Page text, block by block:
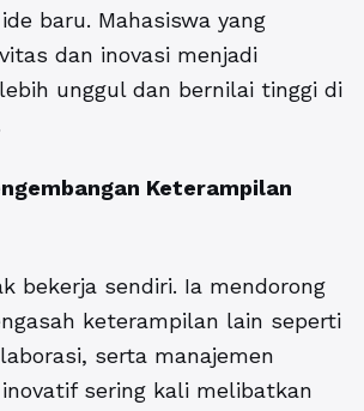
baru. Mahasiswa yang
dan inovasi menjadi
unggul dan bernilai tinggi di
Keterampilan
bekerja sendiri. Ia mendorong
keterampilan lain seperti
serta manajemen
inovatif sering kali melibatkan